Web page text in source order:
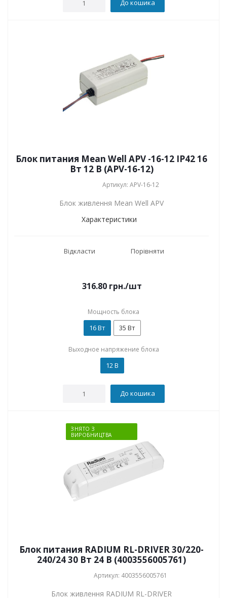
До кошика
Блок питания Mean Well APV -16-12 IP42 16
Вт 12 В (APV-16-12)
Артикул: APV-16-12
Блок живлення Mean Well APV
Характеристики
Відкласти Порівняти
316.80грн./шт
Мощность блока
16 Вт 35 Вт
Выходное напряжение блока
12 В
До кошика
ЗНЯТО З
ВИРОБНИЦТВА
Блок питания RADIUM RL-DRIVER 30/220-
240/24 30 Вт 24 В (4003556005761)
Артикул: 4003556005761
Блок живлення RADIUM RL-DRIVER